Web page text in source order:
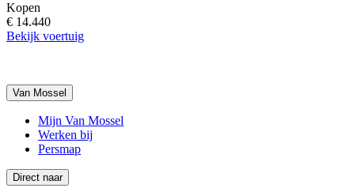
Kopen
€ 14.440
Bekijk voertuig
Van Mossel
Mijn Van Mossel
Werken bij
Persmap
Direct naar